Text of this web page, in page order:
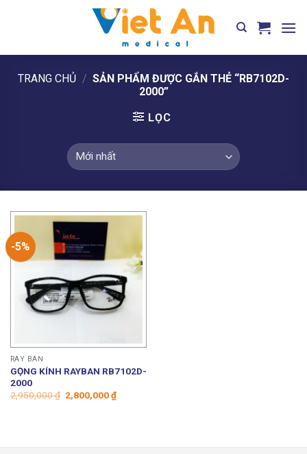
TRANG CHỦ / SẢN PHẨM ĐƯỢC GẮN THẺ “RB7102D-
2000”
LỌC
-5%
RAY BAN
GỌNG KÍNH RAYBAN RB7102D-
2000
2,950,000₫ Giá
gốc
2,800,000₫Giá
hiện